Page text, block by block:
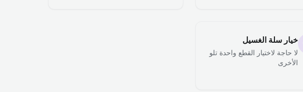
خيار سلة الغسيل
لا حاجة لاختيار القطع واحدة تلو
الأخرى